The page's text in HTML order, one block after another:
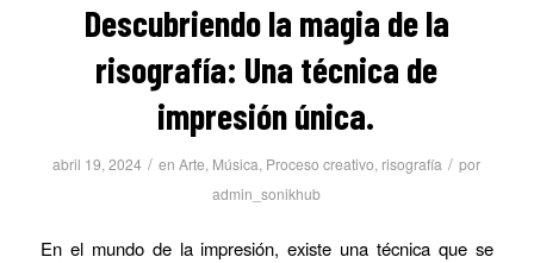
Descubriendo la magia de la
risografía: Una técnica de
impresión única.
abril 19, 2024 / enArte, Música, Proceso creativo, risografía / por
admin_sonikhub
En el mundo de la impresión, existe una técnica que se